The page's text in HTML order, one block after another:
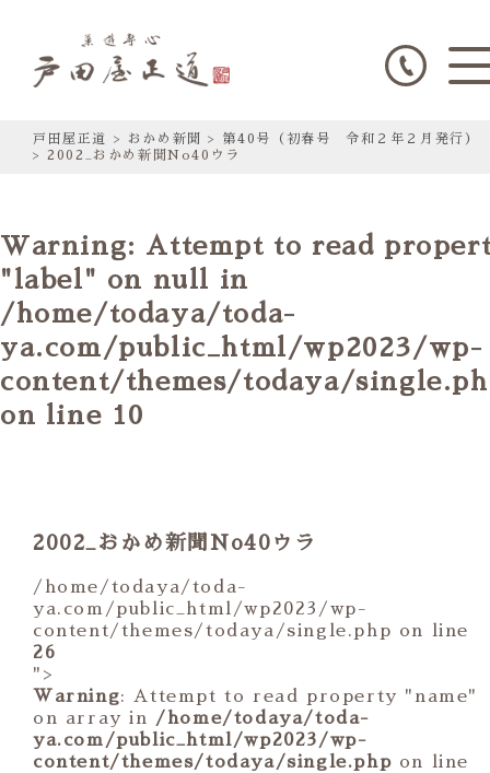
戸田屋正道 > おかめ新聞 > 第40号（初春号 令和２年２月発行）
> 2002_おかめ新聞No40ウラ
Warning: Attempt to read
"label" on null in
/home/todaya/toda-
ya.com/public_html/wp2023/wp-
content/themes/todaya/
on line 10
2002_おかめ新聞No40ウラ
/home/todaya/toda-
ya.com/public_html/wp2023/wp-
content/themes/todaya/single.php on line
26
">
Warning: Attempt to read property "name"
on array in /home/todaya/toda-
ya.com/public_html/wp2023/wp-
content/themes/todaya/single.php on line